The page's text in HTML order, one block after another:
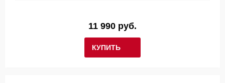
КУПИТЬ
11 990 руб.